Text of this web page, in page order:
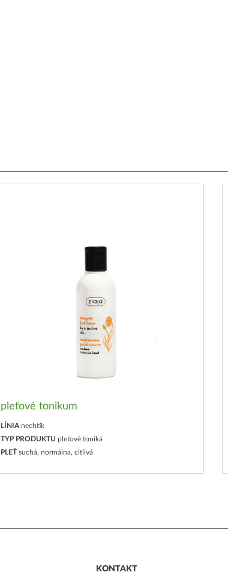
pleťové tonikum
LÍNIA nechtík
TYP PRODUKTU pleťové toniká
PLEŤ suchá, normálna, citlivá
KONTAKT